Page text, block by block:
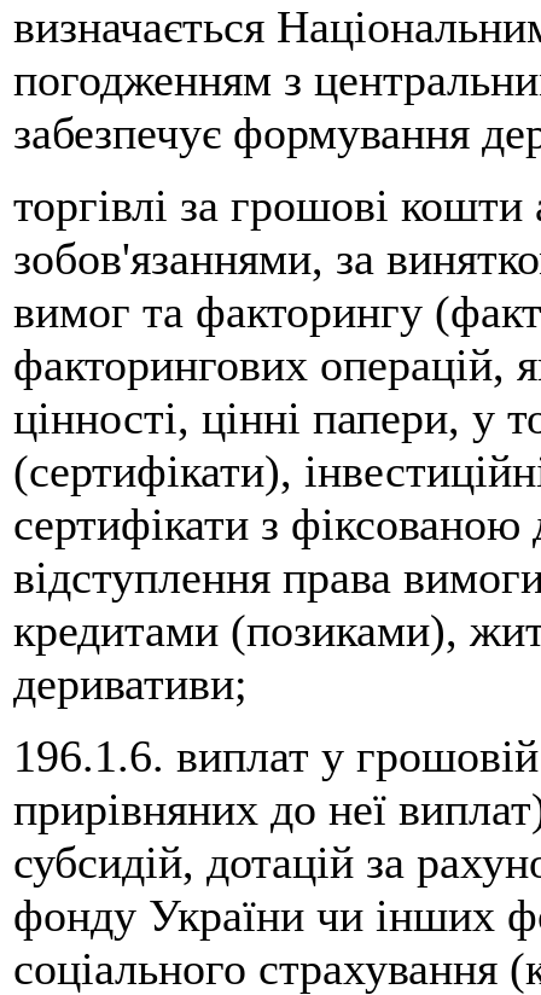
визначається
погодженням з
забезпечує формування
торгівлі за грошові
зобов'язаннями, за
вимог та факторингу
факторингових операцій,
цінності, цінні папери, у
(сертифікати),
сертифікати з фіксованою
відступлення права
кредитами (позиками),
деривативи;
196.1.6. виплат у
прирівняних до неї
субсидій, дотацій за
фонду України чи інших
соціального страхування